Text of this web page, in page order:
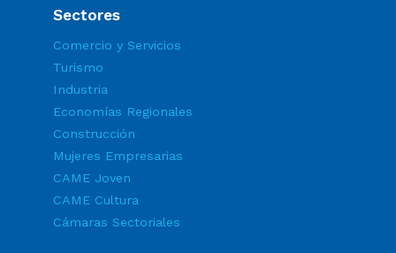
Sectores
Comercio y Servicios
Turismo
Industria
Economías Regionales
Construcción
Mujeres Empresarias
CAME Joven
CAME Cultura
Cámaras Sectoriales